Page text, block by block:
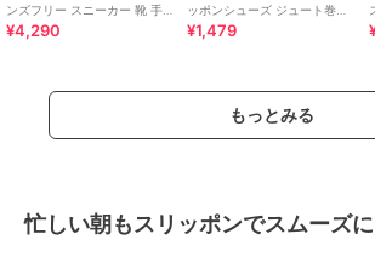
ンズフリー スニーカー 靴 手を
使わず履ける プレーン きれい
¥4,290
ッポンシューズ ジュート巻き
風 エスパドリーユ
¥1,479
もっとみる
忙しい朝もスリッポンでスムーズに